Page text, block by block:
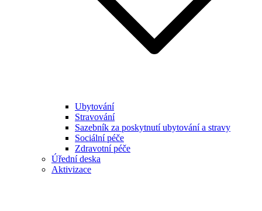
Ubytování
Stravování
Sazebník za poskytnutí ubytování a stravy
Sociální péče
Zdravotní péče
Úřední deska
Aktivizace